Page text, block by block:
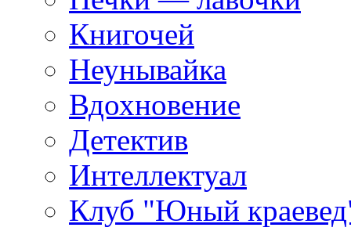
Книгочей
Неунывайка
Вдохновение
Детектив
Интеллектуал
Клуб "Юный